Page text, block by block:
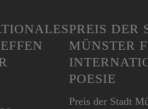
PREIS DER
MÜNSTER
POESIE
Preis der Stadt